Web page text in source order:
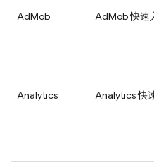
AdMob AdMob快速
Analytics Analytics快